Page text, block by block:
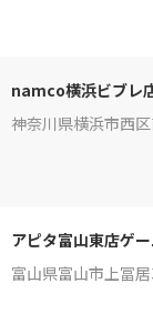
namco横浜ビブレ
神奈川県横浜市西
アピタ富山東店ゲ
富山県富山市上冨